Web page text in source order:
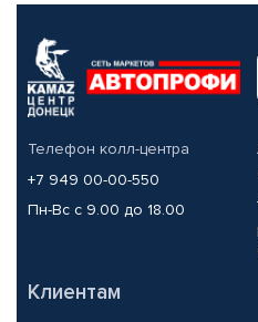
Телефон колл-центра
+7 949 00-00-550
Пн-Вс с 9.00 до 18.00
Клиентам